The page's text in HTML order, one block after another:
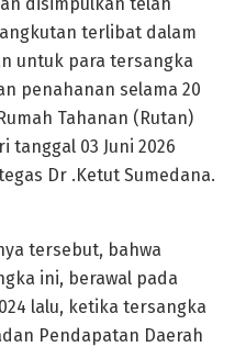
terlibat dalam
untuk para tersangka
penahanan selama 20
Tahanan (Rutan)
tanggal 03 Juni 2026
Dr .Ketut Sumedana.
tersebut, bahwa
ini, berawal pada
lalu, ketika tersangka
Pendapatan Daerah